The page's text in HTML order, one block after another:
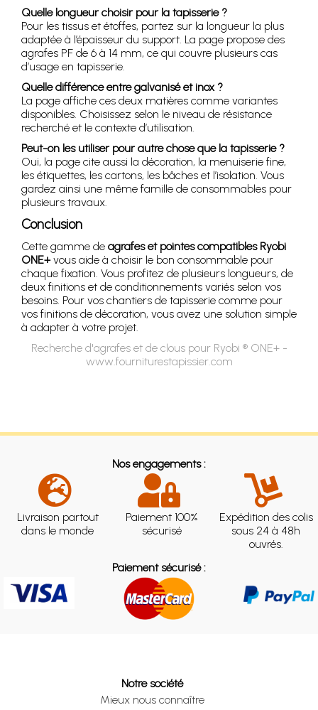
Quelle longueur choisir pour la tapisserie ?
Pour les tissus et étoffes, partez sur la longueur la plus
adaptée à l’épaisseur du support. La page propose des
agrafes PF de 6 à 14 mm, ce qui couvre plusieurs cas
d’usage en tapisserie.
Quelle différence entre galvanisé et inox ?
La page affiche ces deux matières comme variantes
disponibles. Choisissez selon le niveau de résistance
recherché et le contexte d’utilisation.
Peut-on les utiliser pour autre chose que la tapisserie ?
Oui, la page cite aussi la décoration, la menuiserie fine,
les étiquettes, les cartons, les bâches et l’isolation. Vous
gardez ainsi une même famille de consommables pour
plusieurs travaux.
Conclusion
Cette gamme de agrafes et pointes compatibles Ryobi
ONE+vous aide à choisir le bon consommable pour
chaque fixation. Vous profitez de plusieurs longueurs, de
deux finitions et de conditionnements variés selon vos
besoins. Pour vos chantiers de tapisserie comme pour
vos finitions de décoration, vous avez une solution simple
à adapter à votre projet.
Recherche d'agrafes et de clous pour Ryobi ® ONE+ -
www.fourniturestapissier.com
Nos engagements :
Livraison partout
dans le monde
Paiement 100%
sécurisé
Expédition des colis
sous 24 à 48h
ouvrés.
Paiement sécurisé :
Notre société
Mieux nous connaître